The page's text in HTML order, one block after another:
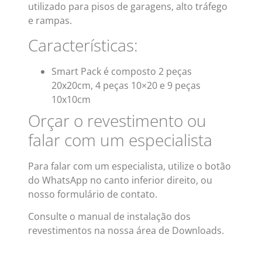
utilizado para pisos de garagens, alto tráfego
e rampas.
Características:
Smart Pack é composto 2 peças
20x20cm, 4 peças 10×20 e 9 peças
10x10cm
Orçar o revestimento ou
falar com um especialista
Para falar com um especialista, utilize o botão
do WhatsApp no canto inferior direito, ou
nosso formulário de contato.
Consulte o manual de instalação dos
revestimentos na nossa área de Downloads.